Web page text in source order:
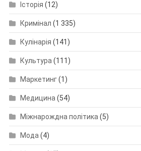
Історія (12)
Кримінал (1 335)
Кулінарія (141)
Культура(111)
Маркетинг(1)
Медицина(54)
Міжнарождна політика(5)
Мода(4)